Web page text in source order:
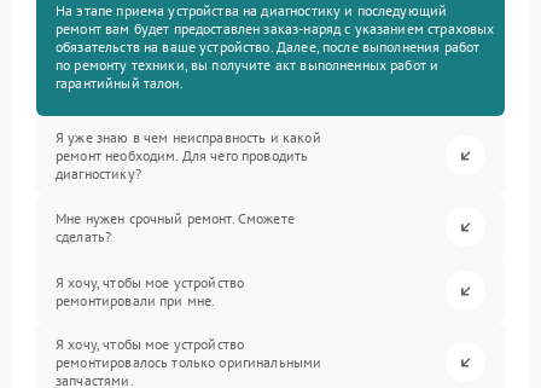
На этапе приема устройства на диагностику и последующий
ремонт вам будет предоставлен заказ-наряд с указанием страховых
обязательств на ваше устройство. Далее, после выполнения работ
по ремонту техники, вы получите акт выполненных работ и
гарантийный талон.
Я уже знаю в чем неисправность и какой
ремонт необходим. Для чего проводить
диагностику?
Мне нужен срочный ремонт. Сможете
сделать?
Я хочу, чтобы мое устройство
ремонтировали при мне.
Я хочу, чтобы мое устройство
ремонтировалось только оригинальными
запчастями.